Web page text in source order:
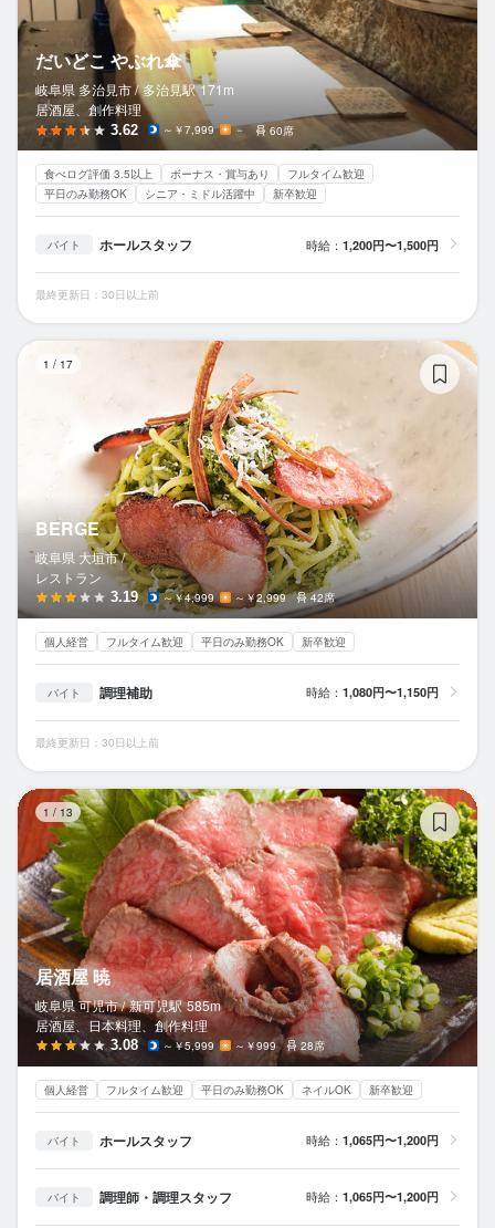
だいどこ やぶれ傘
岐阜県 多治見市 / 多治見駅 171m
居酒屋、創作料理
3.62 ～￥7,999 － 60席
食べログ評価 3.5以上 ボーナス・賞与あり
フルタイム歓迎
平日のみ勤務OK
シニア・ミドル活躍中 新卒歓迎
バイト ホールスタッフ 時給： 1,200円〜1,500円
最終更新日：30日以上前
1 / 17
BERGE
岐阜県 大垣市 /
レストラン
3.19 ～￥4,999 ～￥2,999 42席
個人経営 フルタイム歓迎 平日のみ勤務OK 新卒歓迎
バイト 調理補助 時給： 1,080円〜1,150円
最終更新日：30日以上前
1 / 13
居酒屋 暁
岐阜県 可児市 / 新可児駅 585m
居酒屋、日本料理、創作料理
3.08 ～￥5,999 ～￥999 28席
個人経営 フルタイム歓迎 平日のみ勤務OK ネイルOK 新卒歓迎
バイト ホールスタッフ 時給： 1,065円〜1,200円
バイト 調理師・調理スタッフ 時給： 1,065円〜1,200円